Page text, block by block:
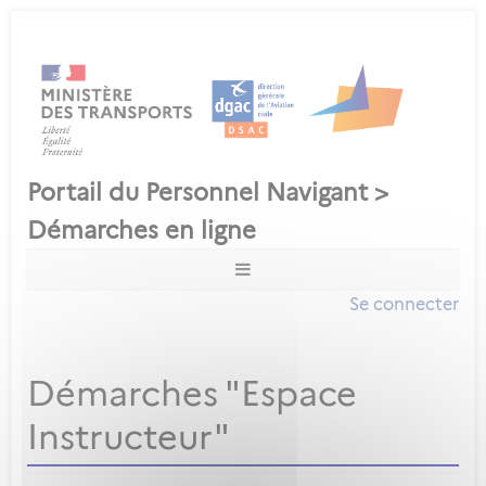
Se connecter
Démarches "Espace
Instructeur"